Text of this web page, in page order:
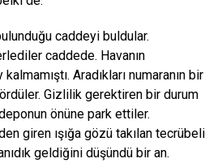
caddeyi buldular.
caddede. Havanın
Aradıkları numaranın bir
Gizlilik gerektiren bir durum
önüne park ettiler.
giren ışığa gözü takılan tecrübeli
geldiğini düşündü bir an.